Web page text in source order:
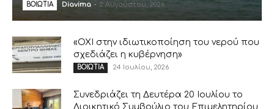
ΒΟΙΩΤΙΑ Diavima - 2 Αυγούστου, 2026
«ΟΧΙ στην ιδιωτικοποίηση του νερού που
σχεδιάζει η κυβέρνηση»
ΒΟΙΩΤΙΑ 24 Ιουλίου, 2026
Συνεδριάζει τη Δευτέρα 20 Ιουλίου το
Διοικητικό Συμβούλιο του Επιμελητηρίου